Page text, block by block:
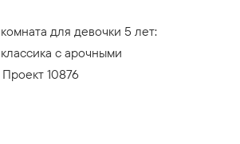
для девочки 5 лет:
с арочными
10876